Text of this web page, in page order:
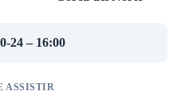
24 – 16:00
ASSISTIR